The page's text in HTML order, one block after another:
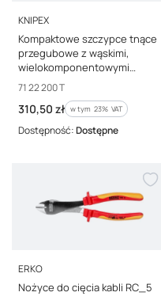
PRODUCENT
KNIPEX
Kompaktowe szczypce tnące
przegubowe z wąskimi,
wielokomponentowymi
nasadkami, zintegrowany
zaczep do mocowania
zabezpieczenia p
Kod producenta
71 22 200 T
Cena brutto
310,50 zł w tym %s VAT
w tym 23% VAT
Dostępność:Dostępne
PRODUCENT
ERKO
Nożyce do cięcia kabli RC_5